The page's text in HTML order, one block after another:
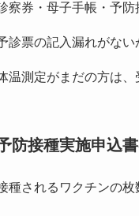
察券・母子手帳・予防
診票の記入漏れがない
温測定がまだの方は、
防接種実施申込
種されるワクチンの枚